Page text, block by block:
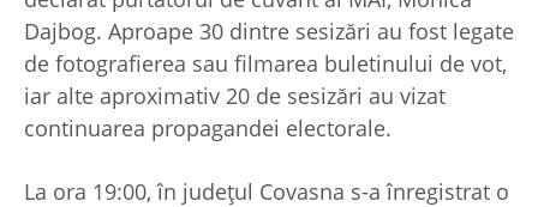
Dajbog. Aproape 30 dintre sesizări au fost legate
de fotografierea sau filmarea buletinului de vot,
iar alte aproximativ 20 de sesizări au vizat
continuarea propagandei electorale.
La ora 19:00, în județul Covasna s-a înregistrat o